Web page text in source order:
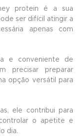
protein é a sua
ser difícil atingir a
apenas com
e conveniente de
precisar preparar
opção versátil para
ele contribui para
o apetite e
dia.